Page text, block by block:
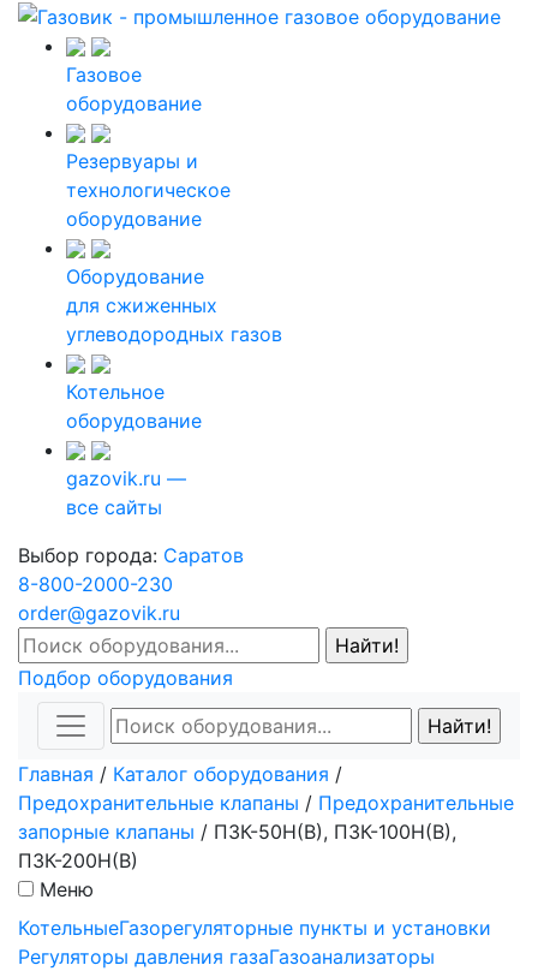
Газовое
оборудование
Резервуары и
технологическое
оборудование
Оборудование
для сжиженных
углеводородных газов
Котельное
оборудование
gazovik.ru —
все сайты
Выбор города: Саратов
8-800-2000-230
order@gazovik.ru
Подбор оборудования
Главная / Каталог оборудования /
Предохранительные клапаны / Предохранительные
запорные клапаны / ПЗК-50Н(В), ПЗК-100Н(В),
ПЗК-200Н(В)
Меню
КотельныеГазорегуляторные пункты и установки
Регуляторы давления газаГазоанализаторы